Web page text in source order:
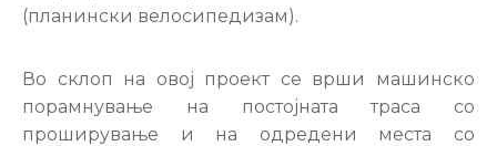
(планински велосипедизам).
Во склоп на овој проект се врши машинско
порамнување на постојната траса со
проширување и на одредени места со